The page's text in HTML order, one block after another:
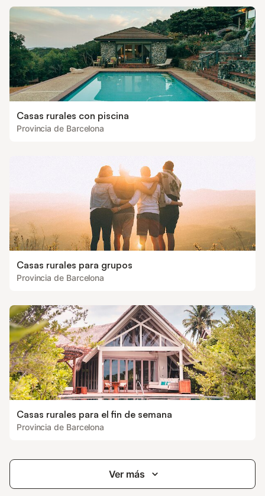
Casas rurales con piscina
Provincia de Barcelona
Casas rurales para grupos
Provincia de Barcelona
Casas rurales para el fin de semana
Provincia de Barcelona
Ver más